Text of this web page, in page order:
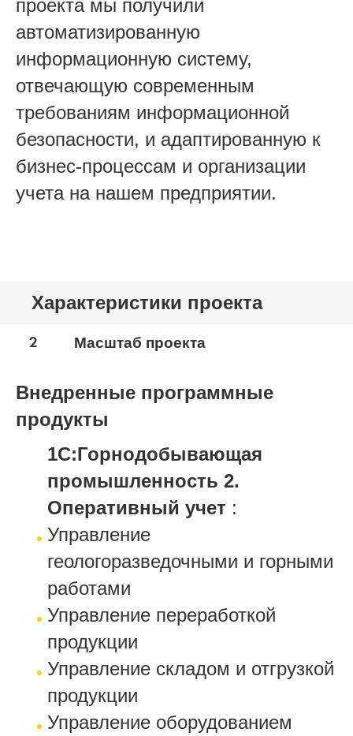
проекта мы получили
автоматизированную
информационную систему,
отвечающую современным
требованиям информационной
безопасности, и адаптированную к
бизнес-процессам и организации
учета на нашем предприятии.
Характеристики проекта
2 Масштаб проекта
Внедренные программные
продукты
1С:Горнодобывающая
промышленность 2.
Оперативный учет :
Управление
геологоразведочными и горными
работами
Управление переработкой
продукции
Управление складом и отгрузкой
продукции
Управление оборудованием